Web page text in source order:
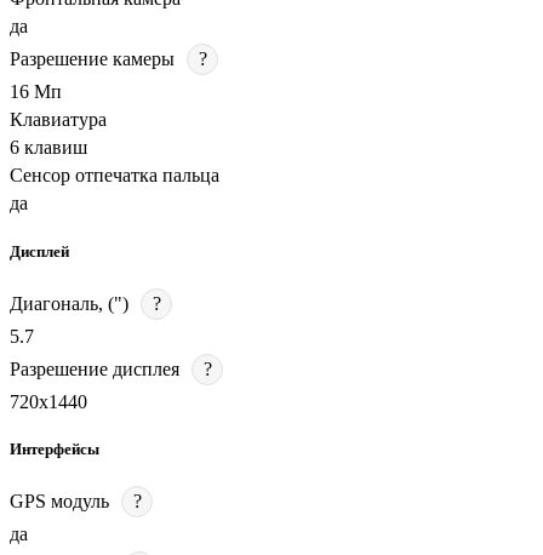
да
Разрешение камеры
?
16 Мп
Клавиатура
6 клавиш
Сенсор отпечатка пальца
да
Дисплей
Диагональ, (")
?
5.7
Разрешение дисплея
?
720х1440
Интерфейсы
GPS модуль
?
да